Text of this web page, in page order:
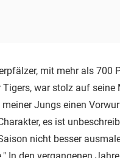
mit mehr als 700
Tigers, war stolz auf
Jungs einen
es ist
nicht besser